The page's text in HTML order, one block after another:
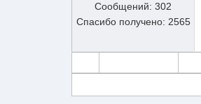
Сообщений: 302
Спасибо получено: 2565